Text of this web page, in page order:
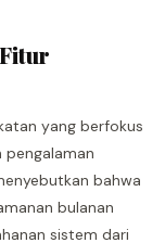
yang berfokus
pengalaman
bahwa
bulanan
sistem dari